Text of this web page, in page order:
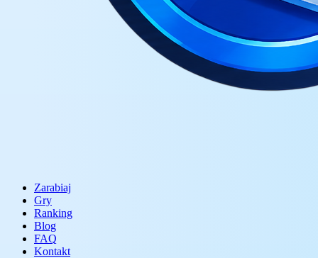
Zarabiaj
Gry
Ranking
Blog
FAQ
Kontakt